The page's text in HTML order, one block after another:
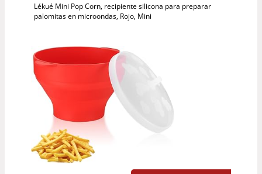
Lékué Mini Pop Corn, recipiente silicona para preparar
palomitas en microondas, Rojo, Mini